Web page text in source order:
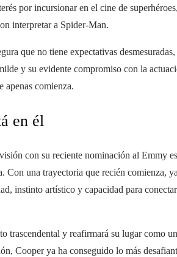
por incursionar en el cine de
interpretar a Spider-Man.
que no tiene expectativas
y su evidente compromiso con la
apenas comienza.
en él
con su reciente nominación al Emmy
una trayectoria que recién comienza,
instinto artístico y capacidad para
trascendental y reafirmará su lugar como
Cooper ya ha conseguido lo más